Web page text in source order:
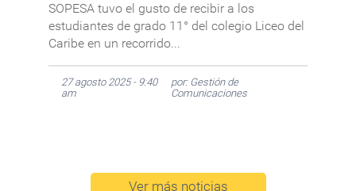
SOPESA tuvo el gusto de recibir a los
estudiantes de grado 11° del colegio Liceo del
Caribe en un recorrido...
27 agosto 2025 - 9:40
am
por: Gestión de
Comunicaciones
Ver más noticias